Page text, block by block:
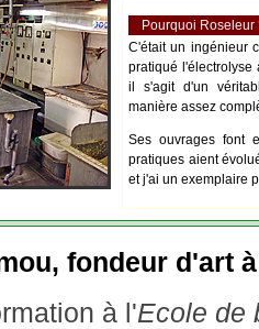
Pourquoi Roseleur
C'était un ingénieur
pratiqué l'électrolyse
il s'agit d'un
manière assez
Ses ouvrages font
pratiques aient
et j'ai un exemplaire
fondeur d'art
à l'Ecole de